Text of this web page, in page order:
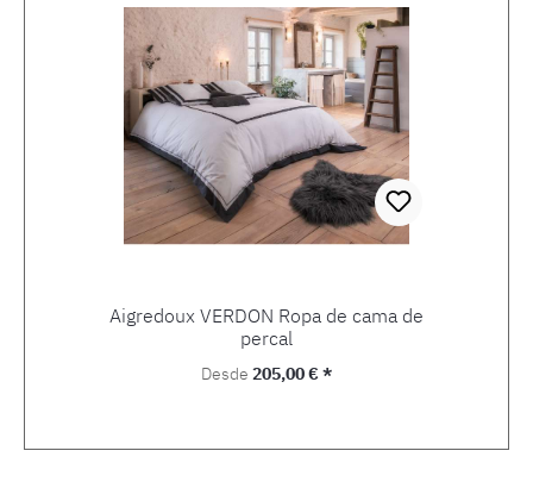
Aigredoux VERDON Ropa de cama de
percal
Precio normal:
Desde 205,00 € *